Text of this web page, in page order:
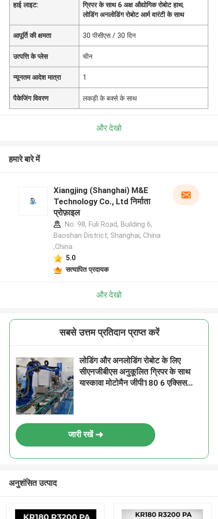
हाई लाइट:
ग्रिपर के साथ 6 अक्ष औद्योगिक रोबोट हाथ,
लोडिंग अनलोडिंग रोबोट आर्म वारंटी के साथ
आपूर्ति की क्षमता 30 पीसीएस / 30 दिन
उत्पत्ति के प्लेस चीन
न्यूनतम आदेश मात्रा 1
पैकेजिंग विवरण लकड़ी के बक्से के साथ
और देखो
हमारे बारे में
Xiangjing (Shanghai) M&E
Technology Co., Ltd निर्माता
प्रोफ़ाइल
No. 98, Fuli Road, Building 6,
Baoshan District, Shanghai, China
,China
5.0
सत्यापित प्रदायक
और देखो
सबसे उत्तम प्रतिदान प्राप्त करें
लोडिंग और अनलोडिंग रोबोट के लिए
सीएनजीबीएस अनुकूलित ग्रिपर के साथ
यास्कावा मोटोमैन जीपी180 6 एक्सिस
जारी रखें
अनुशंसित उत्पाद